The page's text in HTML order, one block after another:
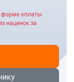
форме оплаты
наценок за